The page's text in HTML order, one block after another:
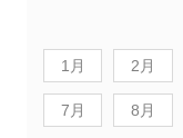
1月 2月
7月 8月